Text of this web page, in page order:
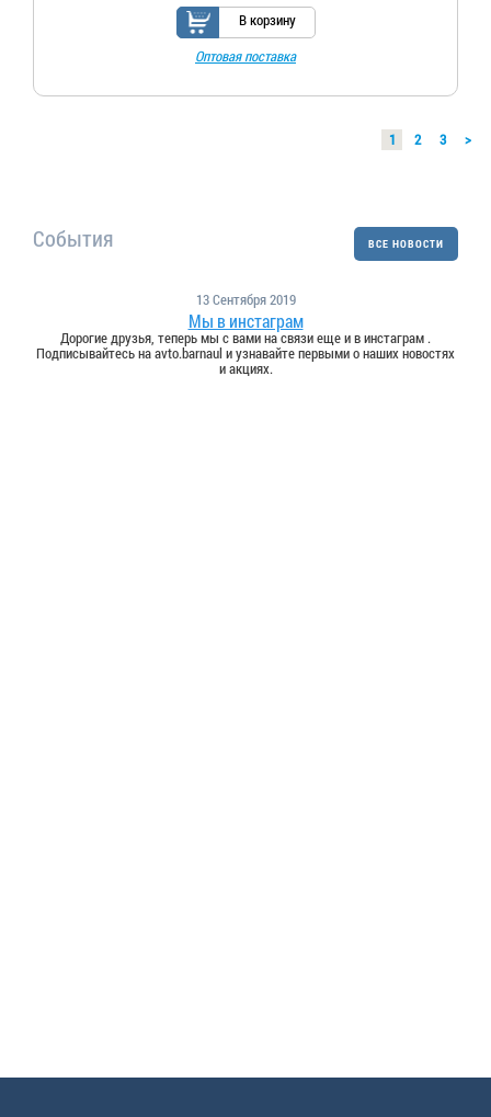
ВСЕ НОВОСТИ
События
13 Сентября 2019
Мы в инстаграм
Дорогие друзья, теперь мы с вами на связи еще и в инстаграм .
Подписывайтесь на avto.barnaul и узнавайте первыми о наших новостях
и акциях.
В корзину
Оптовая поставка
1 2 3 >